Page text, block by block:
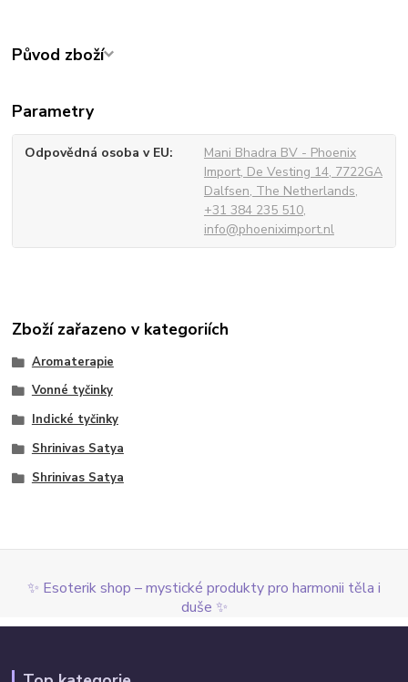
Původ zboží
Parametry
Odpovědná osoba v EU
Mani Bhadra BV - Phoenix
Import, De Vesting 14, 7722GA
Dalfsen, The Netherlands,
+31 384 235 510,
info@phoeniximport.nl
Zboží zařazeno v kategoriích
Aromaterapie
Vonné tyčinky
Indické tyčinky
Shrinivas Satya
Shrinivas Satya
✨ Esoterik shop – mystické produkty pro harmonii těla i
duše ✨